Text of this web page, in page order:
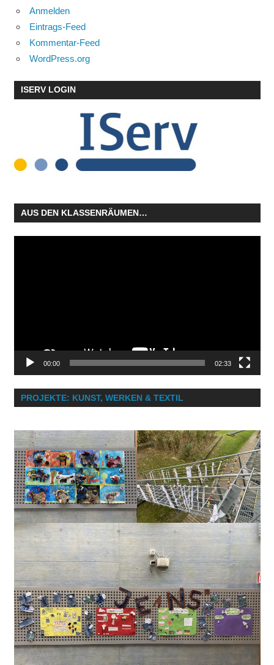
Anmelden
Eintrags-Feed
Kommentar-Feed
WordPress.org
ISERV LOGIN
AUS DEN KLASSENRÄUMEN…
00:00 02:33
PROJEKTE: KUNST, WERKEN & TEXTIL